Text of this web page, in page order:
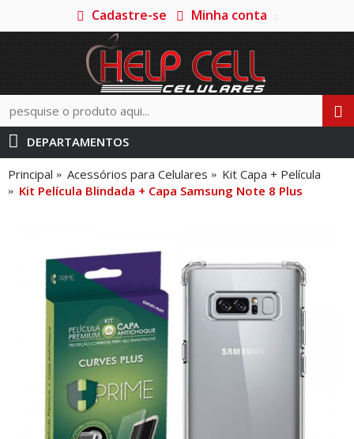
Cadastre-se Minha conta
DEPARTAMENTOS
Principal Acessórios para Celulares
Kit Capa + Película
Kit Película Blindada + Capa Samsung Note 8 Plus